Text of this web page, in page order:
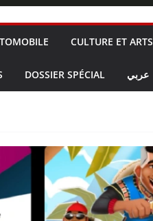
CULTURE ET ARTS
DOSSIER SPÉCIAL عربي